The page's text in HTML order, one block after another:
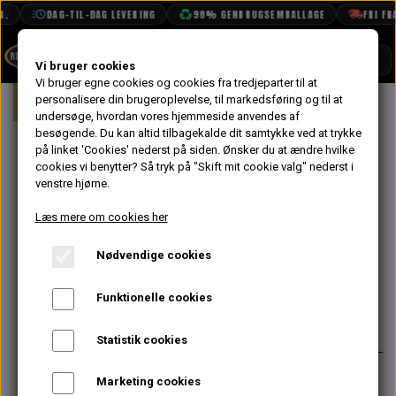
DAG-TIL-DAG LEVERING 98% GENBRUGSEMBALLAGE FRI
BOOK TID
PROJEKTER
TEKNISK DATA
VANDPOLERING
Forside Mini Karrosseri Front
På lager
Inderskærm
Dyb 1959-91 -
Uoriginal
752,80 kr.
Forreste del af inderskærm
Vi bruger cookies
Vi bruger egne cookies og cookies fra tredjeparter til at
personalisere din brugeroplevelse, til markedsføring og til at
undersøge, hvordan vores hjemmeside anvendes af
besøgende. Du kan altid tilbagekalde dit samtykke ved at trykke
på linket 'Cookies' nederst på siden. Ønsker du at ændre hvilke
cookies vi benytter? Så tryk på "Skift mit cookie valg" nederst i
venstre hjørne.
Læs mere om cookies her
Nødvendige cookies
Funktionelle cookies
Statistik cookies
Marketing cookies